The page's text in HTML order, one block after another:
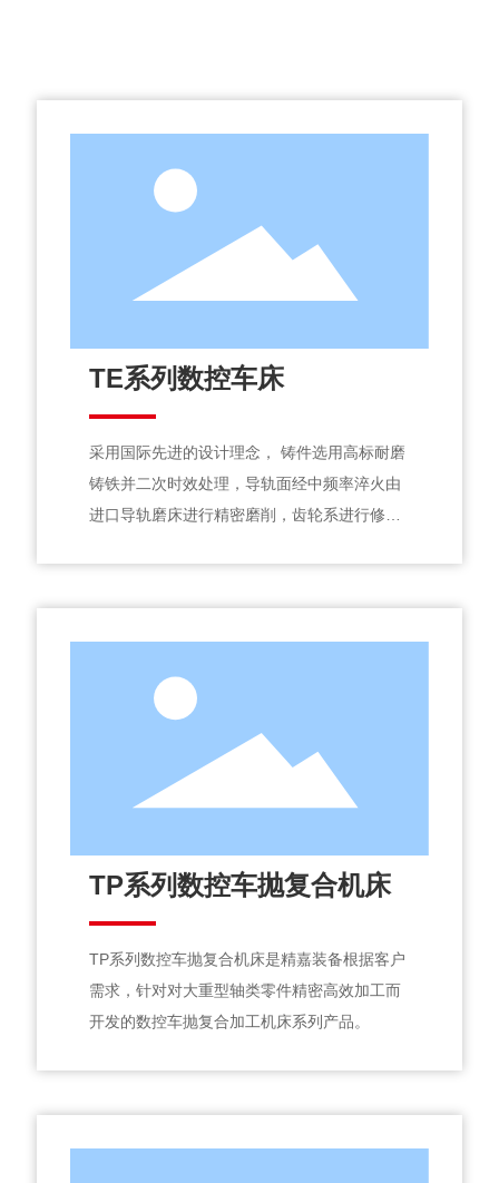
TE系列数控车床
采用国际先进的设计理念， 铸件选用高标耐磨
铸铁并二次时效处理，导轨面经中频率淬火由
进口导轨磨床进行精密磨削，齿轮系进行修型
TP系列数控车抛复合机床
TP系列数控车抛复合机床是精嘉装备根据客户
需求，针对对大重型轴类零件精密高效加工而
开发的数控车抛复合加工机床系列产品。